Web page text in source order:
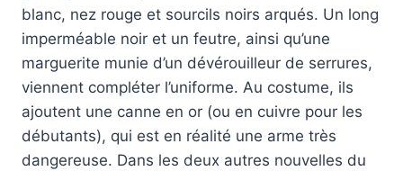
blanc, nez rouge et sourcils noirs arqués. Un long
imperméable noir et un feutre, ainsi qu’une
marguerite munie d’un dévérouilleur de serrures,
viennent compléter l’uniforme. Au costume, ils
ajoutent une canne en or (ou en cuivre pour les
débutants), qui est en réalité une arme très
dangereuse. Dans les deux autres nouvelles du